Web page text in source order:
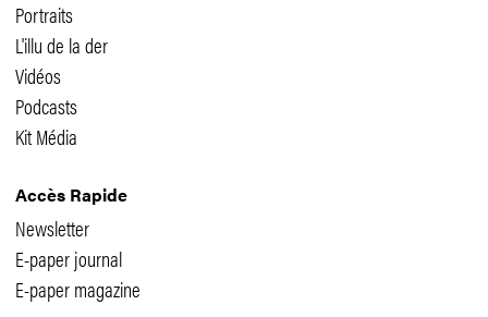
Portraits
L'illu de la der
Vidéos
Podcasts
Kit Média
Accès Rapide
Newsletter
E-paper journal
E-paper magazine